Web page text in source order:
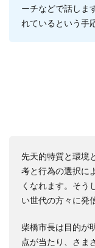
ーチなどで話しま
れているという手
先天的特質と環境
考と行為の選択に
くなれます。そう
い世代の方々に発
柴橋市長は目的が
点が当たり、さま